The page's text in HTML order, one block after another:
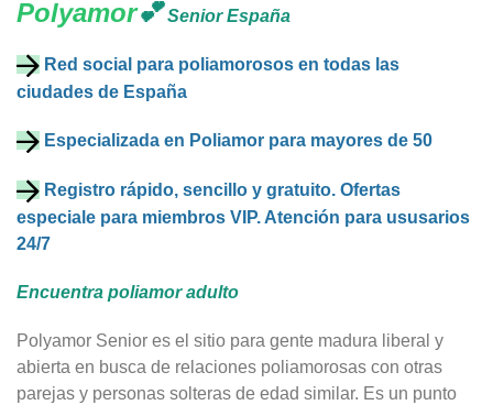
Polyamor💕 Senior España
Red social para poliamorosos en todas las
ciudades de España
Especializada en Poliamor para mayores de 50
Registro rápido, sencillo y gratuito. Ofertas
especiale para miembros VIP. Atención para ususarios
24/7
Encuentra poliamor adulto
Polyamor Senior es el sitio para gente madura liberal y
abierta en busca de relaciones poliamorosas con otras
parejas y personas solteras de edad similar. Es un punto